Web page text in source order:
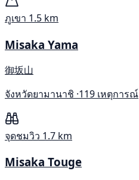
ภูเขา 1.5 km
Misaka Yama
御坂山
จังหวัดยามานาชิ ·119 เหตุการณ์
จุดชมวิว 1.7 km
Misaka Touge